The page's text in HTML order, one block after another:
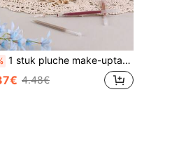
1 stuk pluche make-uptasje, opbergtasje met grote capaciteit, draagbaar reisetui, toilettasje met ritssluiting, cadeau voor meisjes en vrouwen
4.48€